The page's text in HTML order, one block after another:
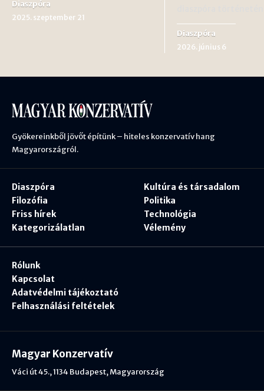
Diaszpóra
2025. szeptember 21
Diaszpóra
2026. június 6
Gyökereinkből jövőt építünk – hiteles konzervatív hang
Magyarországról.
Diaszpóra
Filozófia
Friss hírek
Kategorizálatlan
Kultúra és társadalom
Politika
Technológia
Vélemény
Rólunk
Kapcsolat
Adatvédelmi tájékoztató
Felhasználási feltételek
Magyar Konzervatív
Váci út 45., 1134 Budapest, Magyarország